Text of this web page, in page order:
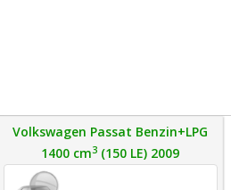
Volkswagen Passat Benzin+LPG
1400 cm3 (150 LE) 2009